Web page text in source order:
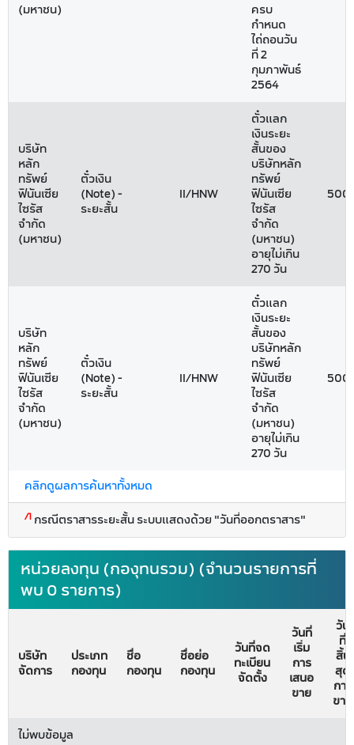
(มหาชน)
ครบ
กำหนด
ไถ่ถอนวัน
ที่ 2
กุมภาพันธ์
2564
บริษัท
หลัก
ทรัพย์
ฟินันเซีย
ไซรัส
จำกัด
(มหาชน)
ตั๋วเงิน
(Note) -
ระยะสั้น
II/HNW
ตั๋วแลก
เงินระยะ
สั้นของ
บริษัทหลัก
ทรัพย์
ฟินันเซีย
ไซรัส
จำกัด
(มหาชน)
อายุไม่เกิน
270 วัน
บริษัท
หลัก
ทรัพย์
ฟินันเซีย
ไซรัส
จำกัด
(มหาชน)
ตั๋วเงิน
(Note) -
ระยะสั้น
II/HNW
ตั๋วแลก
เงินระยะ
สั้นของ
บริษัทหลัก
ทรัพย์
ฟินันเซีย
ไซรัส
จำกัด
(มหาชน)
อายุไม่เกิน
270 วัน
คลิกดูผลการค้นหาทั้งหมด
/1 กรณีตราสารระยะสั้น ระบบแสดงด้วย "วันที่ออกตราสาร"
หน่วยลงทุน (กองุทนรวม) (จำนวนรายการที่
พบ 0 รายการ)
บริษัท
จัดการ
ประเภท
กองทุน
ชื่อ
กองทุน
ชื่อย่อ
กองทุน
วันที่จด
ทะเบียน
จัดตั้ง
วันที่
เริ่ม
การ
เสนอ
ขาย
วัน
ที่
สิ้น
สุด
การ
ขาย
ไม่พบข้อมูล